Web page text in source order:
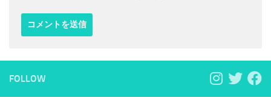
FOLLOW